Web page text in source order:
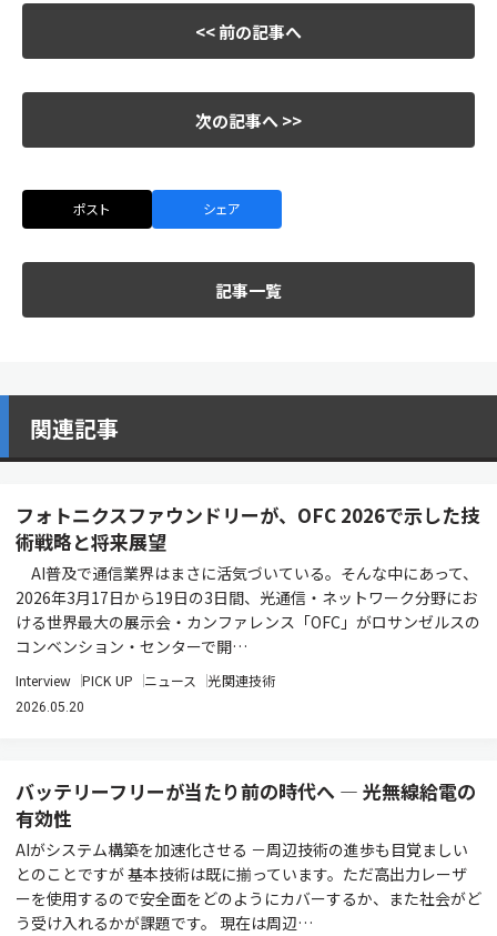
<< 前の記事へ
次の記事へ >>
ポスト シェア
記事一覧
関連記事
フォトニクスファウンドリーが、OFC 2026で示した技
術戦略と将来展望
AI普及で通信業界はまさに活気づいている。そんな中にあって、
2026年3月17日から19日の3日間、光通信・ネットワーク分野にお
ける世界最大の展示会・カンファレンス「OFC」がロサンゼルスの
コンベンション・センターで開…
Interview PICK UP ニュース 光関連技術
2026.05.20
バッテリーフリーが当たり前の時代へ ― 光無線給電の
有効性
AIがシステム構築を加速化させる －周辺技術の進歩も目覚ましい
とのことですが 基本技術は既に揃っています。ただ高出力レーザ
ーを使用するので安全面をどのようにカバーするか、また社会がど
う受け入れるかが課題です。 現在は周辺…